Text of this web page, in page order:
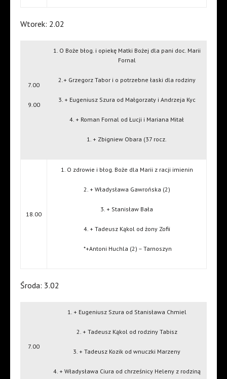
Wtorek: 2.02
7.00
9.00
1. O Boże błog. i opiekę Matki Bożej dla pani doc. Marii
Fornal
2.+ Grzegorz Tabor i o potrzebne łaski dla rodziny
3. + Eugeniusz Szura od Małgorzaty i Andrzeja Kyc
4. + Roman Fornal od Łucji i Mariana Mitał
1. + Zbigniew Obara (37 rocz.
18.00
1. O zdrowie i błog. Boże dla Marii z racji imienin
2. + Władysława Gawrońska (2)
3. + Stanisław Bała
4. + Tadeusz Kąkol od żony Zofii
*+Antoni Huchla (2) – Tarnoszyn
Środa: 3.02
7.00
1. + Eugeniusz Szura od Stanisława Chmiel
2. + Tadeusz Kąkol od rodziny Tabisz
3. + Tadeusz Kozik od wnuczki Marzeny
4. + Władysława Ciura od chrześnicy Heleny z rodziną